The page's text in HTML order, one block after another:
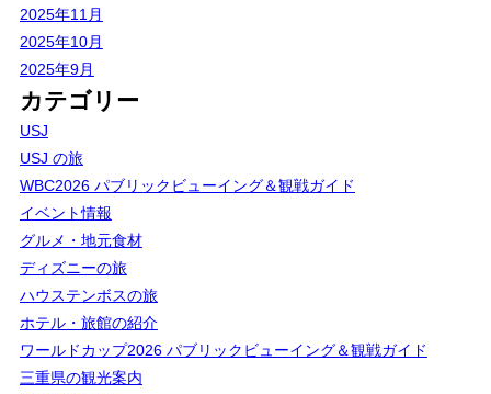
2025年11月
2025年10月
2025年9月
カテゴリー
USJ
USJ の旅
WBC2026 パブリックビューイング＆観戦ガイド
イベント情報
グルメ・地元食材
ディズニーの旅
ハウステンボスの旅
ホテル・旅館の紹介
ワールドカップ2026 パブリックビューイング＆観戦ガイド
三重県の観光案内